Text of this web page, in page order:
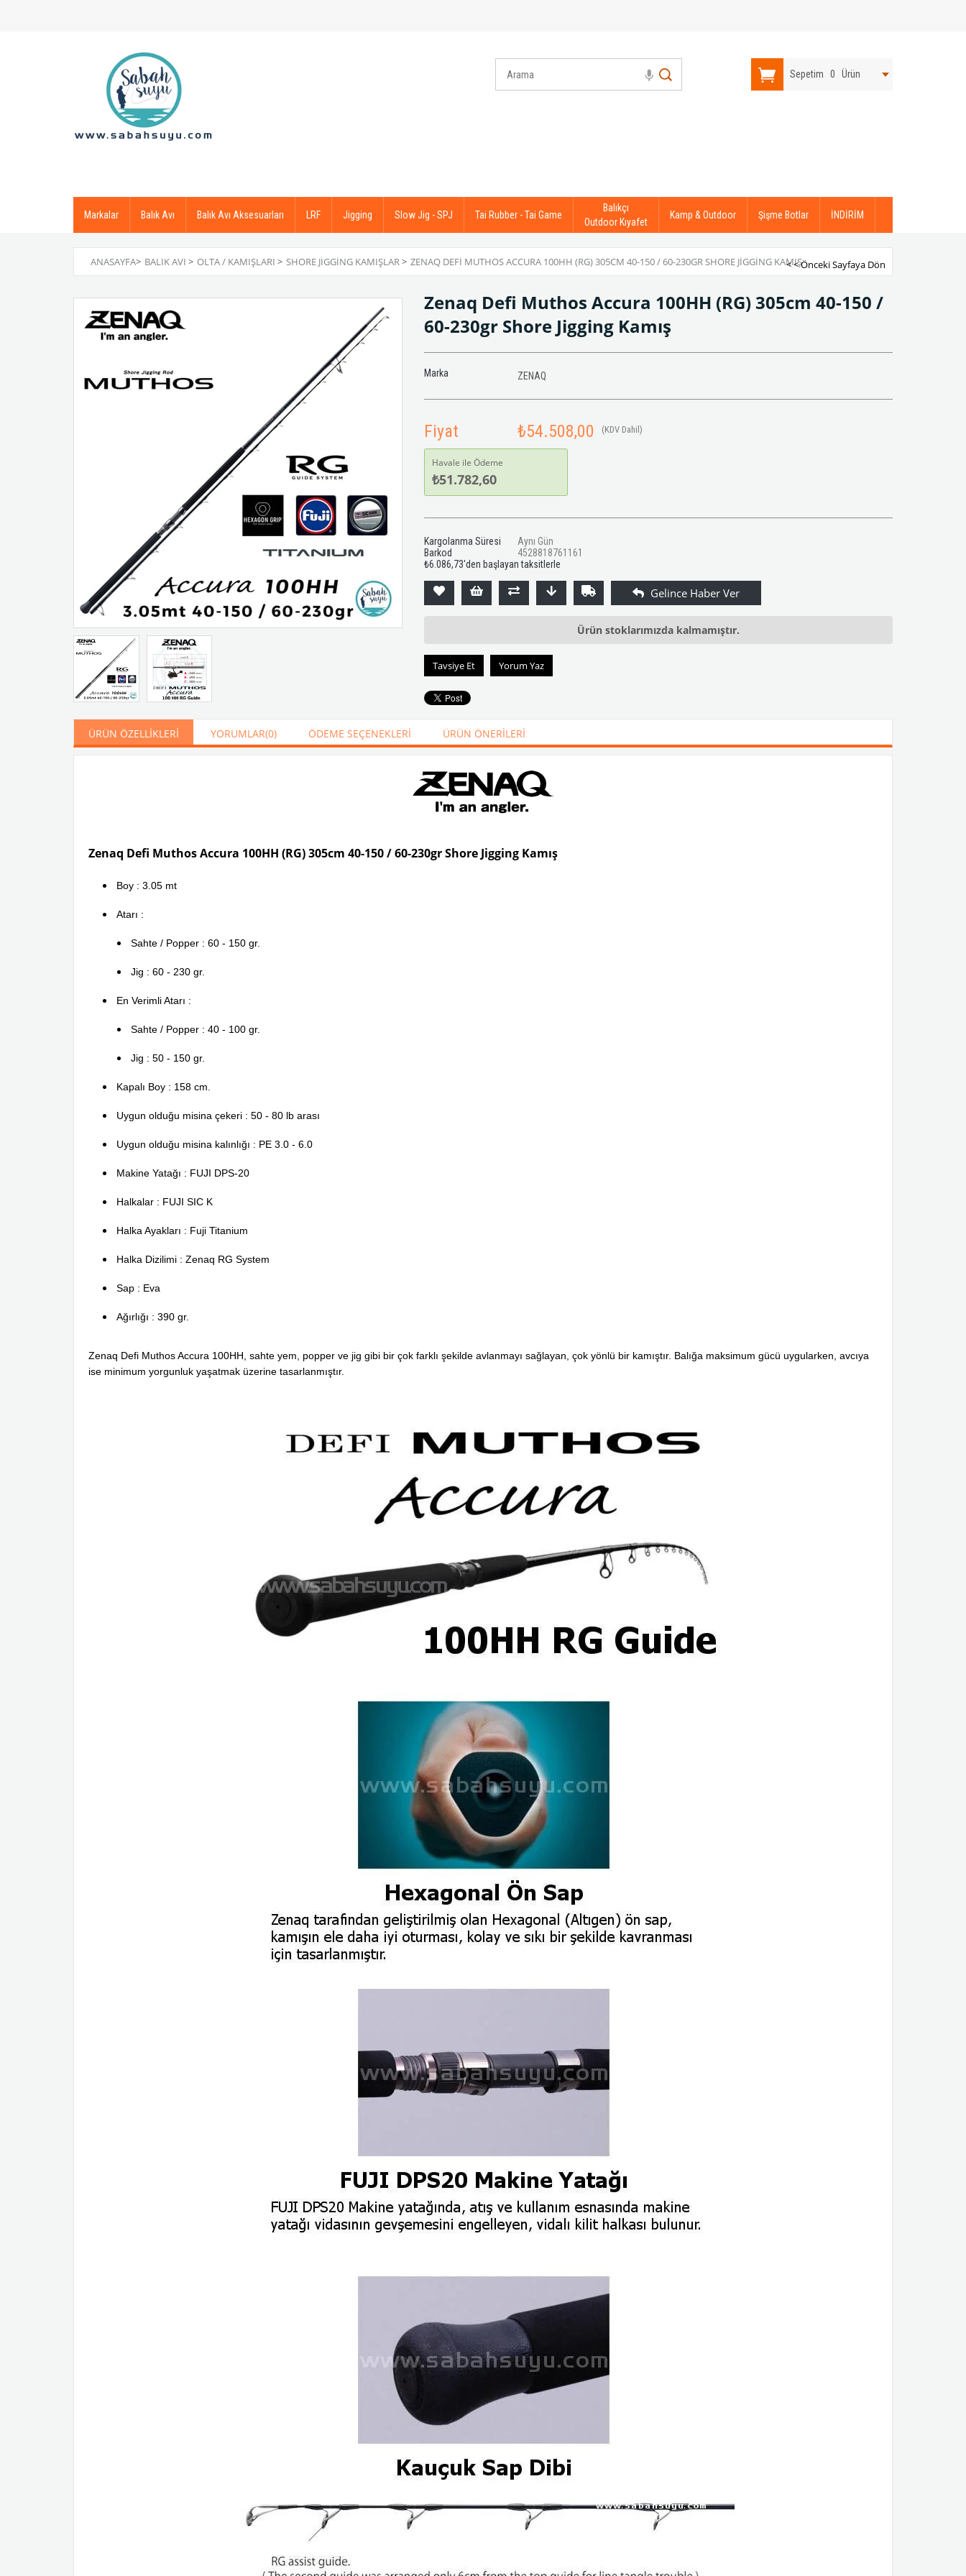
Sepetim 0 Ürün
Markalar Balık Avı Balık Avı Aksesuarları LRF Jigging Slow Jig - SPJ Tai Rubber - Tai Game
Balıkçı
Outdoor Kıyafet
Kamp & Outdoor Şişme Botlar İNDİRİM
ANASAYFA> BALIK AVI > OLTA / KAMIŞLARI > SHORE JIGGING KAMIŞLAR> ZENAQ DEFI MUTHOS ACCURA 100HH (RG) 305CM 40-150 / 60-230GR SHORE JIGGING KAMIŞ< < Önceki Sayfaya Dön
Zenaq Defi Muthos Accura 100HH (RG) 305cm 40-150 /
60-230gr Shore Jigging Kamış
Marka ZENAQ
Fiyat ₺54.508,00 (KDV Dahil)
Havale ile Ödeme
₺51.782,60
Kargolanma Süresi
Aynı Gün
Barkod
4528818761161
₺6.086,73'den başlayan taksitlerle
Ürün stoklarımızda kalmamıştır.
Tavsiye Et Yorum Yaz
ÜRÜN ÖZELLIKLERI YORUMLAR(0) ÖDEME SEÇENEKLERI ÜRÜN ÖNERILERI
Zenaq Defi Muthos Accura 100HH (RG) 305cm 40-150 / 60-230gr Shore Jigging Kamış
Boy : 3.05 mt
Atarı :
Sahte / Popper : 60 - 150 gr.
Jig : 60 - 230 gr.
En Verimli Atarı :
Sahte / Popper : 40 - 100 gr.
Jig : 50 - 150 gr.
Kapalı Boy : 158 cm.
Uygun olduğu misina çekeri : 50 - 80 lb arası
Uygun olduğu misina kalınlığı : PE 3.0 - 6.0
Makine Yatağı : FUJI DPS-20
Halkalar : FUJI SIC K
Halka Ayakları : Fuji Titanium
Halka Dizilimi : Zenaq RG System
Sap : Eva
Ağırlığı : 390 gr.
Zenaq Defi Muthos Accura 100HH, sahte yem, popper ve jig gibi bir çok farklı şekilde avlanmayı sağlayan, çok yönlü bir kamıştır. Balığa maksimum gücü uygularken, avcıya
ise minimum yorgunluk yaşatmak üzerine tasarlanmıştır.